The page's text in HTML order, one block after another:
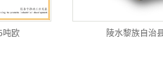
吨欧 陵水黎族自治